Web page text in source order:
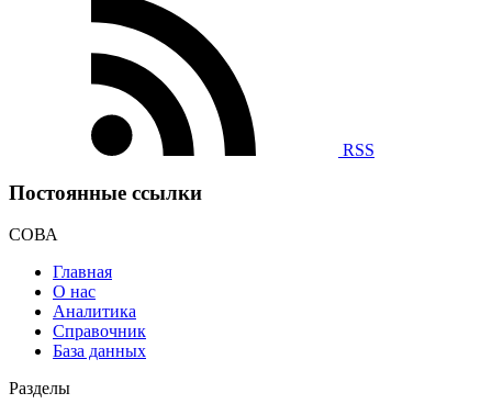
RSS
Постоянные ссылки
СОВА
Главная
О нас
Аналитика
Справочник
База данных
Разделы